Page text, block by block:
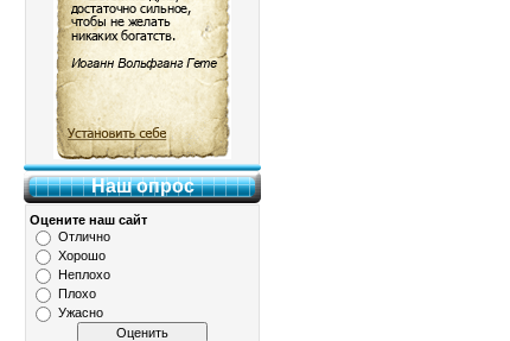
Наш опрос
Оцените наш сайт
Отлично
Хорошо
Неплохо
Плохо
Ужасно